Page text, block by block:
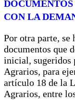
CON LA
Por otra parte, se
documentos que
inicial, sugeridos
Agrarios, para
artículo 18 de la
Agrarios, entre